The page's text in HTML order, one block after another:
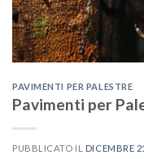
PAVIMENTI PER PALESTRE
Pavimenti per
PUBBLICATO IL DICEMBRE